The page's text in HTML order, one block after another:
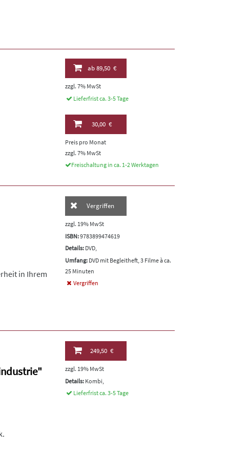
ab89,50 €
zzgl. 7% MwSt
Lieferfrist ca. 3-5 Tage
30,00 €
Preis pro Monat
zzgl. 7% MwSt
Freischaltung in ca. 1-2 Werktagen
in Ihrem
Vergriffen
zzgl. 19% MwSt
ISBN:9783899474619
Details: DVD,
Umfang: DVD mit Begleitheft, 3 Filme à ca.
25 Minuten
Vergriffen
249,50 €
zzgl. 19% MwSt
Details: Kombi,
Lieferfrist ca. 3-5 Tage